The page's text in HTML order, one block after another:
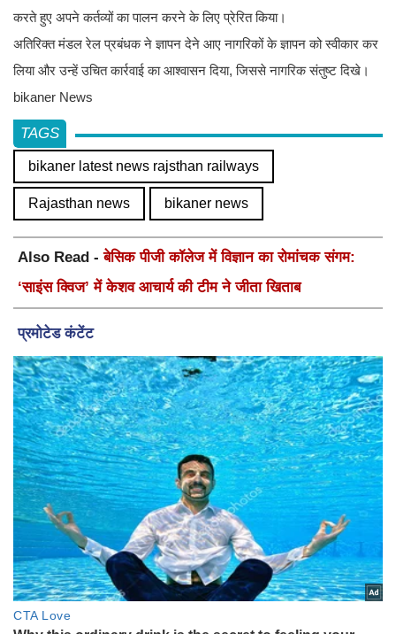
करते हुए अपने कर्तव्यों का पालन करने के लिए प्रेरित किया।
अतिरिक्त मंडल रेल प्रबंधक ने ज्ञापन देने आए नागरिकों के ज्ञापन को स्वीकार कर
लिया और उन्हें उचित कार्रवाई का आश्वासन दिया, जिससे नागरिक संतुष्ट दिखे।
bikaner News
TAGS
bikaner latest news rajsthan railways
Rajasthan news bikaner news
Also Read -बेसिक पीजी कॉलेज में विज्ञान का रोमांचक संगम:
‘साइंस क्विज’ में केशव आचार्य की टीम ने जीता खिताब